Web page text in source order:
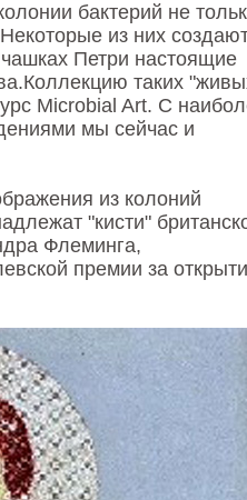
бактерий не
из них
Петри настоящие
таких
Microbial Art. С
мы сейчас и
из колоний
"кисти"
Флеминга,
премии за